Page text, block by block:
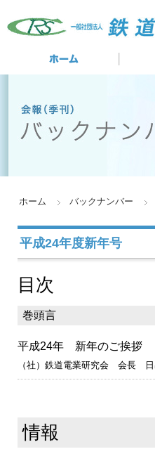
ホーム バックナンバー
平成24年度新年号
目次
巻頭言
平成24年 新年のご挨拶
（社）鉄道電業研究会 会長
情報